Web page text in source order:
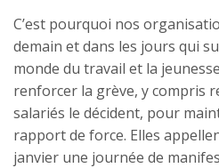
C’est pourquoi nos
demain et dans les jours qui
monde du travail et la
renforcer la grève, y compris
salariés le décident, pour
rapport de force. Elles
janvier une journée de